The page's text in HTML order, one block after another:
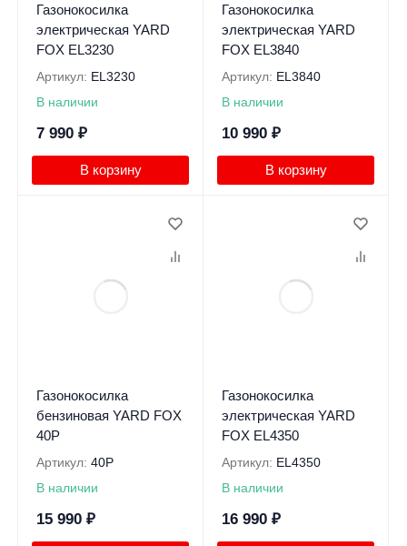
Газонокосилка
электрическая YARD
FOX EL3230
Артикул: EL3230
В наличии
7 990 ₽
В корзину
Газонокосилка
электрическая YARD
FOX EL3840
Артикул: EL3840
В наличии
10 990 ₽
В корзину
Газонокосилка
бензиновая YARD FOX
40P
Артикул: 40P
В наличии
15 990 ₽
Газонокосилка
электрическая YARD
FOX EL4350
Артикул: EL4350
В наличии
16 990 ₽